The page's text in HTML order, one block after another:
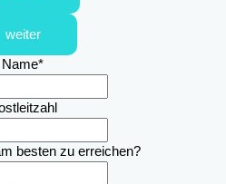
weiter
Name*
besten zu erreichen?